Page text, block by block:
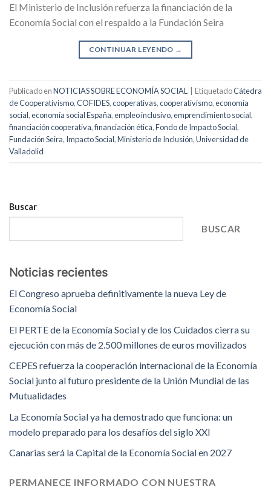
El Ministerio de Inclusión refuerza la financiación de la
Economía Social con el respaldo a la Fundación Seira
CONTINUAR LEYENDO →
Publicado enNOTICIAS SOBRE ECONOMÍA SOCIAL EtiquetadoCátedra
de Cooperativismo,COFIDES,cooperativas,cooperativismo,economía
social,economía social España,empleo inclusivo,emprendimiento social,
financiación cooperativa,financiación ética,Fondo de Impacto Social,
Fundación Seira, Impacto Social,Ministerio de Inclusión,Universidad de
Valladolid
Buscar
BUSCAR
Noticias recientes
El Congreso aprueba definitivamente la nueva Ley de
Economía Social
El PERTE de la Economía Social y de los Cuidados cierra su
ejecución con más de 2.500 millones de euros movilizados
CEPES refuerza la cooperación internacional de la Economía
Social junto al futuro presidente de la Unión Mundial de las
Mutualidades
La Economía Social ya ha demostrado que funciona: un
modelo preparado para los desafíos del siglo XXI
Canarias será la Capital de la Economía Social en 2027
PERMANECE INFORMADO CON NUESTRA